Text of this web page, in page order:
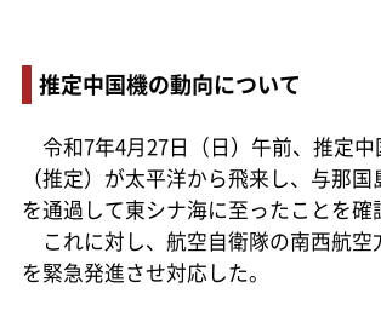
推定中国機の動向について
令和7年4月27日（日）午前、推定中
（推定）が太平洋から飛来し、与那
を通過して東シナ海に至ったことを確
これに対し、航空自衛隊の南西航空
を緊急発進させ対応した。